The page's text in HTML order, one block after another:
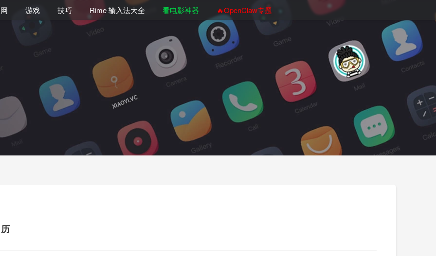
游戏 技巧 Rime 输入法大全 看电影神器 🔥OpenClaw专题